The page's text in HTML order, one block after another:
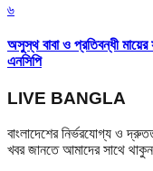
৬
অসুস্থ বাবা ও প্রতিবন্ধী
এনসিপি
LIVE BANGLA
বাংলাদেশের নির্ভরযোগ্য ও
খবর জানতে আমাদের সাথে